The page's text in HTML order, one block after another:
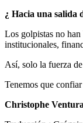
¿ Hacia una salida
Los golpistas no
institucionales,
Así, solo la fuerza
Tenemos que
Christophe Ventura